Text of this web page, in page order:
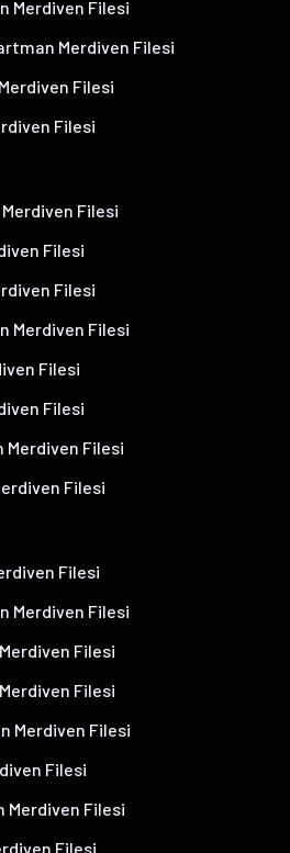
Merdiven Filesi
Merdiven Filesi
Filesi
Filesi
Filesi
Filesi
Filesi
Merdiven Filesi
Filesi
Filesi
Merdiven Filesi
Filesi
Filesi
Merdiven Filesi
Filesi
Filesi
Merdiven Filesi
Filesi
Merdiven Filesi
Filesi